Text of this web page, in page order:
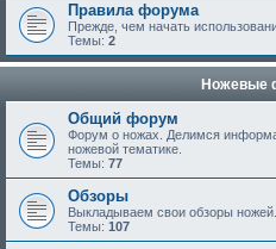
Правила форума
Прежде, чем начать
Темы: 2
Ножевые
Общий форум
Форум о ножах. Делимся
ножевой тематике.
Темы: 77
Обзоры
Выкладываем свои обзоры ножей.
Темы: 107